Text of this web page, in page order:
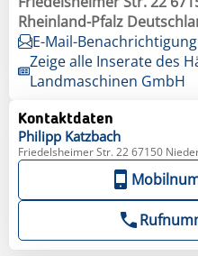
Rheinland-Pfalz
E-Mail-
Zeige alle Inserate des
Landmaschinen GmbH
Kontaktdaten
Philipp Katzbach
Friedelsheimer Str. 22 67150